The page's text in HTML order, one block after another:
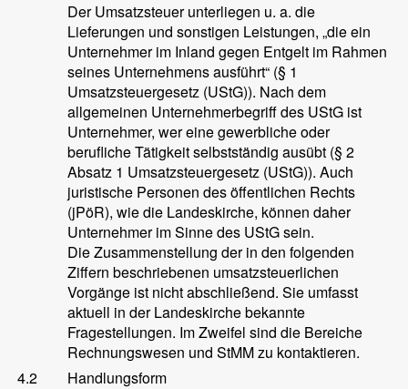
Der Umsatzsteuer unterliegen u. a. die
Lieferungen und sonstigen Leistungen, „die ein
Unternehmer im Inland gegen Entgelt im Rahmen
seines Unternehmens ausführt“ (§ 1
Umsatzsteuergesetz (UStG)). Nach dem
allgemeinen Unternehmerbegriff des UStG ist
Unternehmer, wer eine gewerbliche oder
berufliche Tätigkeit selbstständig ausübt (§ 2
Absatz 1 Umsatzsteuergesetz (UStG)). Auch
juristische Personen des öffentlichen Rechts
(jPöR), wie die Landeskirche, können daher
Unternehmer im Sinne des UStG sein.
Die Zusammenstellung der in den folgenden
Ziffern beschriebenen umsatzsteuerlichen
Vorgänge ist nicht abschließend. Sie umfasst
aktuell in der Landeskirche bekannte
Fragestellungen. Im Zweifel sind die Bereiche
Rechnungswesen und StMM zu kontaktieren.
4.2
Handlungsform